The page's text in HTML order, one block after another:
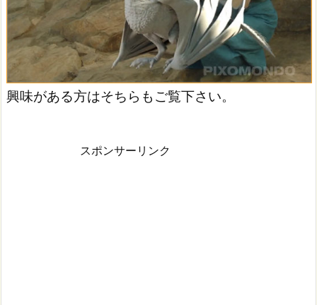
興味がある方はそちらもご覧下さい。
スポンサーリンク